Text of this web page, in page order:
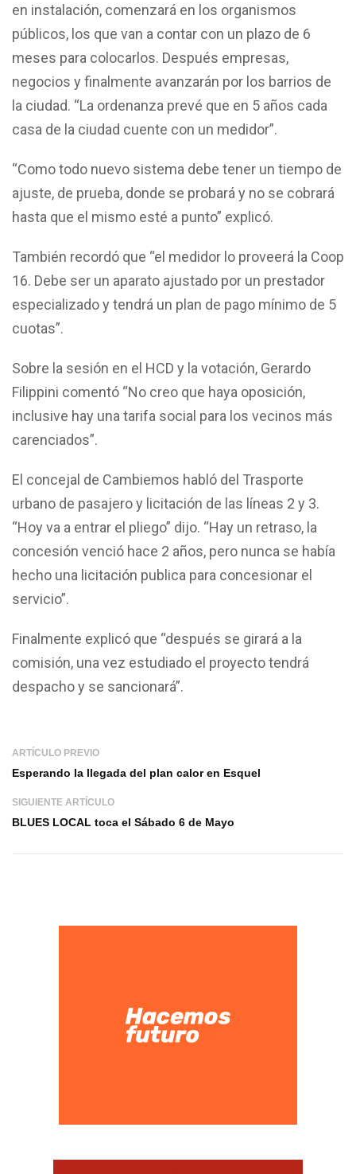
en instalación, comenzará en los organismos
públicos, los que van a contar con un plazo de 6
meses para colocarlos. Después empresas,
negocios y finalmente avanzarán por los barrios de
la ciudad. “La ordenanza prevé que en 5 años cada
casa de la ciudad cuente con un medidor”.
“Como todo nuevo sistema debe tener un tiempo de
ajuste, de prueba, donde se probará y no se cobrará
hasta que el mismo esté a punto” explicó.
También recordó que “el medidor lo proveerá la Coop
16. Debe ser un aparato ajustado por un prestador
especializado y tendrá un plan de pago mínimo de 5
cuotas”.
Sobre la sesión en el HCD y la votación, Gerardo
Filippini comentó “No creo que haya oposición,
inclusive hay una tarifa social para los vecinos más
carenciados”.
El concejal de Cambiemos habló del Trasporte
urbano de pasajero y licitación de las líneas 2 y 3.
“Hoy va a entrar el pliego” dijo. “Hay un retraso, la
concesión venció hace 2 años, pero nunca se había
hecho una licitación publica para concesionar el
servicio”.
Finalmente explicó que “después se girará a la
comisión, una vez estudiado el proyecto tendrá
despacho y se sancionará”.
ARTÍCULO PREVIO
Esperando la llegada del plan calor en Esquel
SIGUIENTE ARTÍCULO
BLUES LOCAL toca el Sábado 6 de Mayo